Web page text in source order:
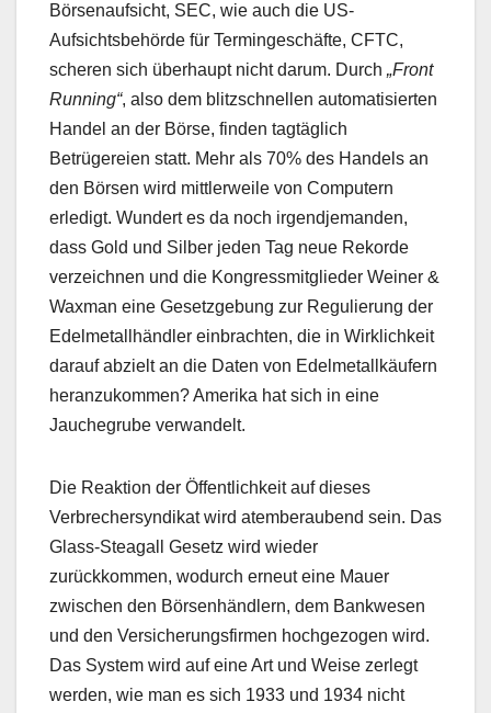
Börsenaufsicht, SEC, wie auch die US-
Aufsichtsbehörde für Termingeschäfte, CFTC,
scheren sich überhaupt nicht darum. Durch „Front
Running“, also dem blitzschnellen automatisierten
Handel an der Börse, finden tagtäglich
Betrügereien statt. Mehr als 70% des Handels an
den Börsen wird mittlerweile von Computern
erledigt. Wundert es da noch irgendjemanden,
dass Gold und Silber jeden Tag neue Rekorde
verzeichnen und die Kongressmitglieder Weiner &
Waxman eine Gesetzgebung zur Regulierung der
Edelmetallhändler einbrachten, die in Wirklichkeit
darauf abzielt an die Daten von Edelmetallkäufern
heranzukommen? Amerika hat sich in eine
Jauchegrube verwandelt.
Die Reaktion der Öffentlichkeit auf dieses
Verbrechersyndikat wird atemberaubend sein. Das
Glass-Steagall Gesetz wird wieder
zurückkommen, wodurch erneut eine Mauer
zwischen den Börsenhändlern, dem Bankwesen
und den Versicherungsfirmen hochgezogen wird.
Das System wird auf eine Art und Weise zerlegt
werden, wie man es sich 1933 und 1934 nicht